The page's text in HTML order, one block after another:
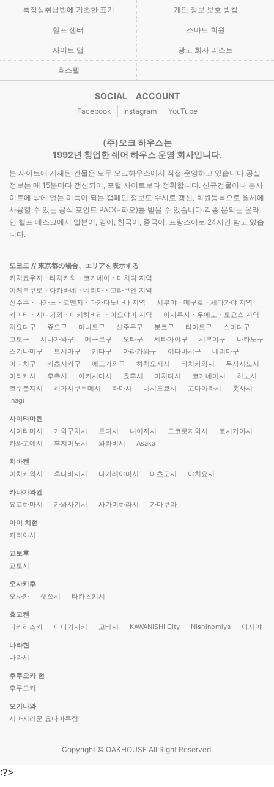
특정상취납법에 기초한 표기 개인 정보 보호 방침
헬프 센터 스마트 회원
사이트 맵 광고 회사 리스트
호스텔
SOCIAL ACCOUNT
Facebook Instagram YouTube
(주)오크 하우스는
1992년 창업한 쉐어 하우스 운영 회사입니다.
본 사이트에 게재된 건물은 모두 오크하우스에서 직접 운영하고 있습니다.공실
정보는 매 15분마다 갱신되어, 포털 사이트보다 정확합니다. 신규건물이나 본사
이트에 밖에 없는 이득이 되는 캠페인 정보도 수시로 갱신, 회원등록으로 월세에
사용할 수 있는 공식 포인트 PAO(=파오)를 받을 수 있습니다.각종 문의는 온라
인 헬프 데스크에서 일본어, 영어, 한국어, 중국어, 프랑스어로 24시간 받고 있습
니다.
도쿄도 // 東京都の場合、エリアを表示する
키치죠우지・타치카와・코가네이・마치다 지역
이케부쿠로・아카바네・네리마・고라쿠엔 지역
신주쿠・나카노・코엔지・다카다노바바 지역
시부야・메구로・세타가야 지역
카마타・시나가와・아키하바라・아오야마 지역
아사쿠사・우에노・토요스 지역
치요다구
쥬오구 미나토구 신주쿠구 분쿄구 타이토구
스미다구
고토구
시나가와구 메구로구 오타구 세타가야구 시부야구
나카노구
스기나미구
토시마구 키타구 아라카와구 이타바시구
네리마구
아다치구
카츠시카구 에도가와구 하치오지시 타치카와시
무사시노시
미타카시
후추시 아키시마시 쵸후시 마치다시 코가네이시
히노시
코쿠분지시
히가시쿠루메시 타마시 니시도쿄시 고다이라시
훗사시
Inagi
사이타마켄
사이타마시
가와구치시 토다시 니이자시 도코로자와시
코시가야시
카와고에시
후지미노시 와라비시 Asaka
치바켄
이치카와시
후나바시시 나가레야마시 마츠도시 야치요시
카나가와켄
요코하마시
카와사키시 사가미하라시 가마쿠라
아이 치현
카리야시
교토후
교토시
오사카후
오사카
셋쓰시 타카츠키시
효고켄
다카라즈카
아마가사키 고베시 KAWANISHI City Nishinomiya 아시야
나라현
나라시
후쿠오카 현
후쿠오카
오키나와
시마지리군 요나바루정
Copyright © OAKHOUSE All Right Reserved.
:?>